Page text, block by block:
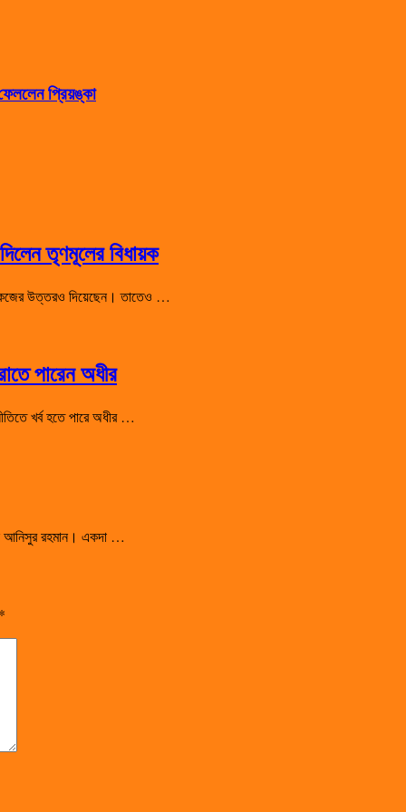
প্রিয়ঙ্কা
তৃণমূলের বিধায়ক
কজের উত্তরও দিয়েছেন। তাতেও …
পারেন অধীর
খর্ব হতে পারে অধীর …
আনিসুর রহমান। একদা …
*